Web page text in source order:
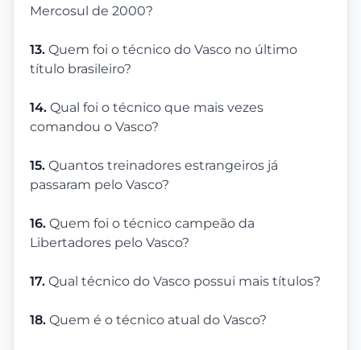
Mercosul de 2000?
13. Quem foi o técnico do Vasco no último
título brasileiro?
14. Qual foi o técnico que mais vezes
comandou o Vasco?
15. Quantos treinadores estrangeiros já
passaram pelo Vasco?
16. Quem foi o técnico campeão da
Libertadores pelo Vasco?
17. Qual técnico do Vasco possui mais títulos?
18. Quem é o técnico atual do Vasco?